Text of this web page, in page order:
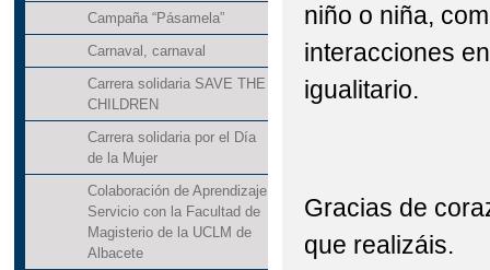
Campaña “Pásamela”
Carnaval, carnaval
Carrera solidaria SAVE THE
CHILDREN
Carrera solidaria por el Día
de la Mujer
Colaboración de Aprendizaje
Servicio con la Facultad de
Magisterio de la UCLM de
Albacete
niño o niña,
interacciones
igualitario.
Gracias de
que realizáis.